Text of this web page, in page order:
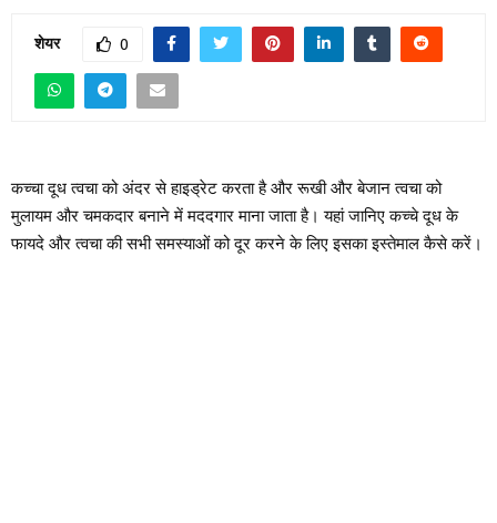
शेयर 0
कच्चा दूध त्वचा को अंदर से हाइड्रेट करता है और रूखी और बेजान त्वचा को
मुलायम और चमकदार बनाने में मददगार माना जाता है। यहां जानिए कच्चे दूध के
फायदे और त्वचा की सभी समस्याओं को दूर करने के लिए इसका इस्तेमाल कैसे करें।